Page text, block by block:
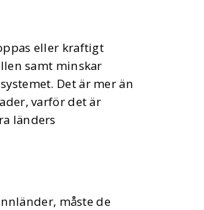
eller kraftigt
samt minskar
Det är mer än
varför det är
länders
måste de